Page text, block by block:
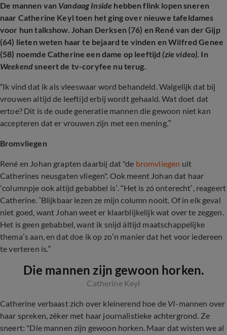
De mannen van Vandaag Inside hebben flink lopen sneren
naar Catherine Keyl toen het ging over nieuwe tafeldames
voor hun talkshow. Johan Derksen (76) en René van der Gijp
(64) lieten weten haar te bejaard te vinden en Wilfred Genee
(58) noemde Catherine een dame op leeftijd(zie video). In
Weekendsneert de tv-coryfee nu terug.
“Ik vind dat ik als vleeswaar word behandeld. Walgelijk dat bij
vrouwen altijd de leeftijd erbij wordt gehaald. Wat doet dat
ertoe? Dit is de oude generatie mannen die gewoon niet kan
accepteren dat er vrouwen zijn met een mening.”
Bromvliegen
René en Johan grapten daarbij dat "de bromvliegen uit
Catherines neusgaten vliegen". Ook meent Johan dat haar
‘columnpje ook altijd gebabbel is’. “Het is zó onterecht’, reageert
Catherine. ’Blijkbaar lezen ze mijn column nooit. Of in elk geval
niet goed, want Johan weet er klaarblijkelijk wat over te zeggen.
Het is geen gebabbel, want ik snijd áltijd maatschappelijke
thema’s aan, en dat doe ik op zo’n manier dat het voor iedereen
te verteren is.”
Die mannen zijn gewoon horken.
Catherine Keyl
Catherine verbaast zich over kleinerend hoe de VI-mannen over
haar spreken, zéker met haar journalistieke achtergrond. Ze
sneert: "Die mannen zijn gewoon horken. Maar dat wisten we al